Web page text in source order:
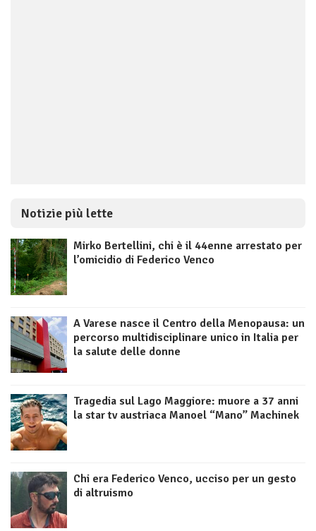
Notizie più lette
Mirko Bertellini, chi è il 44enne arrestato per
l’omicidio di Federico Venco
A Varese nasce il Centro della Menopausa: un
percorso multidisciplinare unico in Italia per
la salute delle donne
Tragedia sul Lago Maggiore: muore a 37 anni
la star tv austriaca Manoel “Mano” Machinek
Chi era Federico Venco, ucciso per un gesto
di altruismo